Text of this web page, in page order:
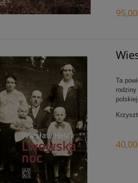
95,00
Ta
rodziny
40,00